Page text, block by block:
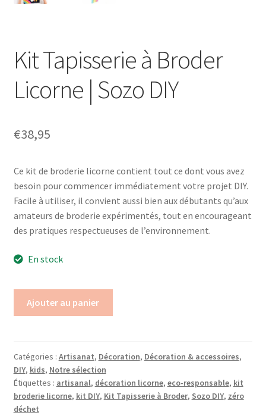
Kit Tapisserie à Broder
Licorne | Sozo DIY
€38,95
Ce kit de broderie licorne contient tout ce dont vous avez
besoin pour commencer immédiatement votre projet DIY.
Facile à utiliser, il convient aussi bien aux débutants qu’aux
amateurs de broderie expérimentés, tout en encourageant
des pratiques respectueuses de l’environnement.
En stock
Ajouter au panier
Catégories : Artisanat, Décoration, Décoration & accessoires,
DIY, kids, Notre sélection
Étiquettes : artisanal, décoration licorne, eco-responsable, kit
broderie licorne, kit DIY, Kit Tapisserie à Broder, Sozo DIY, zéro
déchet